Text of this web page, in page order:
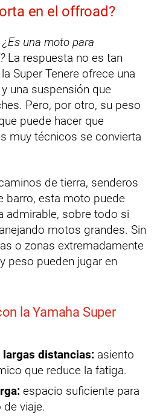
en el offroad?
¿Es una moto para
La respuesta no es tan
Super Tenere ofrece una
una suspensión que
Pero, por otro, su peso
puede hacer que
muy técnicos se convierta
de tierra, senderos
barro, esta moto puede
admirable, sobre todo si
motos grandes. Sin
o zonas extremadamente
peso pueden jugar en
la Yamaha Super
distancias: asiento
que reduce la fatiga.
espacio suficiente para
viaje.